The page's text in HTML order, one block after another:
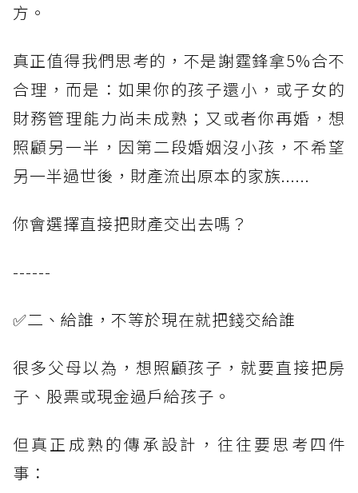
方。
真正值得我們思考的，不是謝霆鋒拿5%合不
合理，而是：如果你的孩子還小，或子女的
財務管理能力尚未成熟；又或者你再婚，想
照顧另一半，因第二段婚姻沒小孩，不希望
另一半過世後，財產流出原本的家族......
你會選擇直接把財產交出去嗎？
------
✅二、給誰，不等於現在就把錢交給誰
很多父母以為，想照顧孩子，就要直接把房
子、股票或現金過戶給孩子。
但真正成熟的傳承設計，往往要思考四件
事：